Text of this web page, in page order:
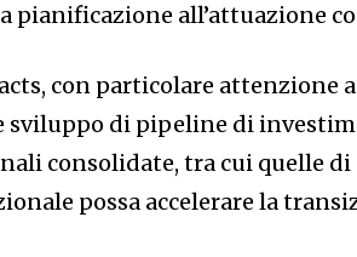
all’attuazione
con particolare attenzione a
di pipeline di
consolidate, tra cui quelle di
possa accelerare la